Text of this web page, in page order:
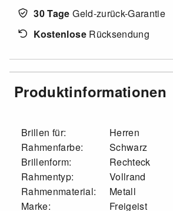
30 Tage Geld-zurück-Garantie
KostenloseRücksendung
Produktinformationen
Brillen für:
Herren
Rahmenfarbe:
Schwarz
Brillenform:
Rechteck
Rahmentyp:
Vollrand
Rahmenmaterial:
Metall
Marke:
Freigeist